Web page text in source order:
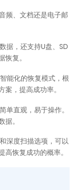
频、文档还是电子邮
据，还支持U盘、SD
复。
能化的恢复模式，根
，提高成功率。
单直观，易于操作。
。
深度扫描选项，可以
恢复成功的概率。